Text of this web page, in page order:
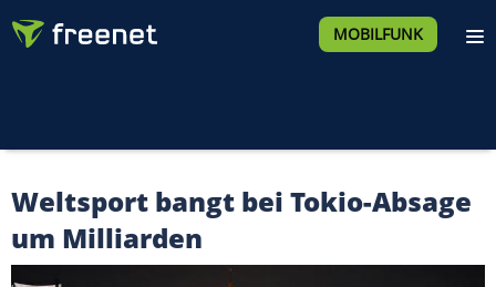
MOBILFUNK
Weltsport bangt bei Tokio-Absage
um Milliarden